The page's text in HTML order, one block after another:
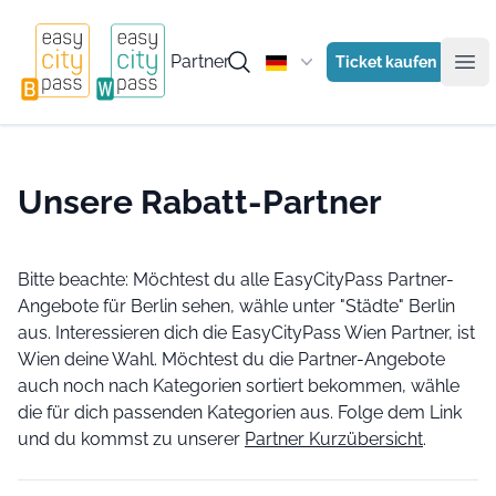
Partner Ticket kaufen
Unsere Rabatt-Partner
Bitte beachte: Möchtest du alle EasyCityPass Partner-
Angebote für Berlin sehen, wähle unter "Städte" Berlin
aus. Interessieren dich die EasyCityPass Wien Partner, ist
Wien deine Wahl. Möchtest du die Partner-Angebote
auch noch nach Kategorien sortiert bekommen, wähle
die für dich passenden Kategorien aus. Folge dem Link
und du kommst zu unserer Partner Kurzübersicht.